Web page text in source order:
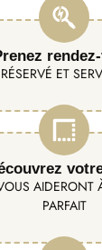
ET
AIDERONT
PARFAIT